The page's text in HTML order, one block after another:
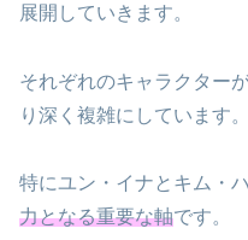
展開していきます。
それぞれのキャラクター
り深く複雑にしています。
特にユン・イナとキム・
力となる重要な軸です。